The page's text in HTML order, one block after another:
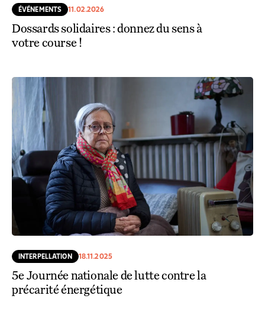
ÉVÉNEMENTS 11.02.2026
Dossards solidaires : donnez du sens à
votre course !
INTERPELLATION 18.11.2025
5e Journée nationale de lutte contre la
précarité énergétique